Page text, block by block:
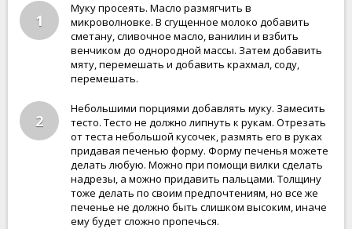
1
Муку просеять. Масло размягчить в
микроволновке. В сгущенное молоко добавить
сметану, сливочное масло, ванилин и взбить
венчиком до однородной массы. Затем добавить
мяту, перемешать и добавить крахмал, соду,
перемешать.
2
Небольшими порциями добавлять муку. Замесить
тесто. Тесто не должно липнуть к рукам. Отрезать
от теста небольшой кусочек, размять его в руках
придавая печенью форму. Форму печенья можете
делать любую. Можно при помощи вилки сделать
надрезы, а можно придавить пальцами. Толщину
тоже делать по своим предпочтениям, но все же
печенье не должно быть слишком высоким, иначе
ему будет сложно пропечься.